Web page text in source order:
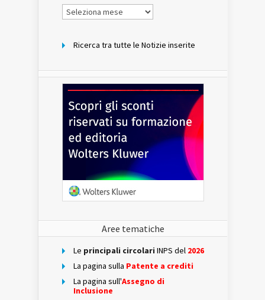
Notizie
per
Ricerca tra tutte le Notizie inserite
Aree tematiche
Le principali circolari INPS del 2026
La pagina sulla Patente a crediti
La pagina sull'Assegno di
Inclusione